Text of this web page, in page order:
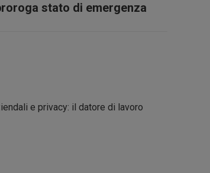
stato di emergenza
e privacy: il datore di lavoro